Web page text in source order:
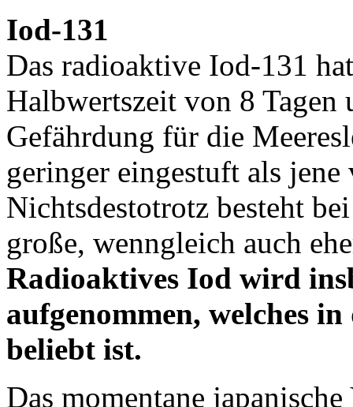
Iod-131
Das radioaktive Iod-131
Halbwertszeit von 8 Tagen
Gefährdung für die
geringer eingestuft als
Nichtsdestotrotz besteht
große, wenngleich auch
Radioaktives Iod wird
aufgenommen, welches
beliebt ist.
Das momentane